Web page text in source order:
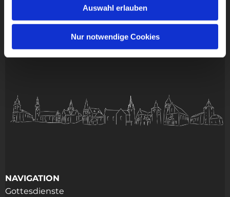
Auswahl erlauben
Nur notwendige Cookies
NAVIGATION
Gottesdienste